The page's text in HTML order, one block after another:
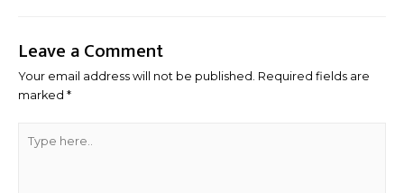
Leave a Comment
Your email address will not be published. Required fields are
marked *
here..